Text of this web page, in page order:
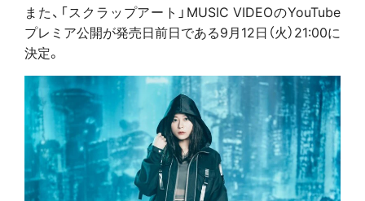
また、「スクラップアート」MUSIC VIDEOのYouTube
プレミア公開が発売日前日である9月12日（火）21:00に
決定。